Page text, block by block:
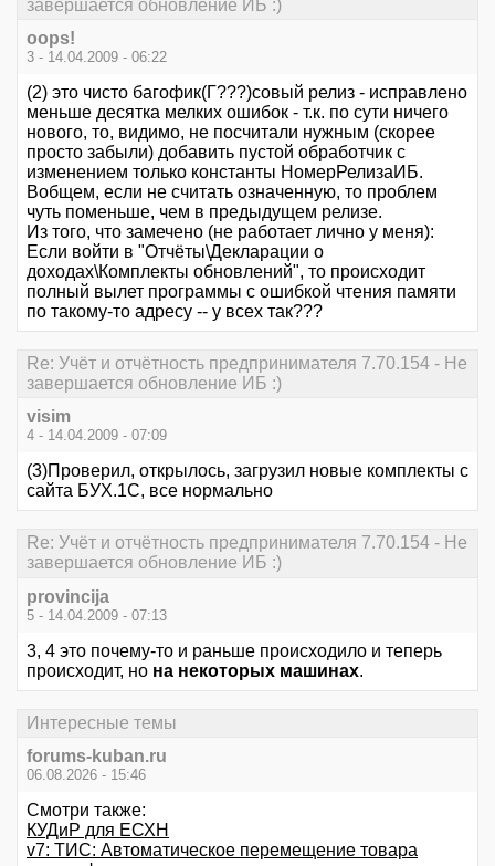
завершается обновление ИБ :)
oops!
3 - 14.04.2009 - 06:22
(2) это чисто багофик(Г???)совый релиз - исправлено
меньше десятка мелких ошибок - т.к. по сути ничего
нового, то, видимо, не посчитали нужным (скорее
просто забыли) добавить пустой обработчик с
изменением только константы НомерРелизаИБ.
Вобщем, если не считать означенную, то проблем
чуть поменьше, чем в предыдущем релизе.
Из того, что замечено (не работает лично у меня):
Если войти в "Отчёты\Декларации о
доходах\Комплекты обновлений", то происходит
полный вылет программы с ошибкой чтения памяти
по такому-то адресу -- у всех так???
Re: Учёт и отчётность предпринимателя 7.70.154 - Не
завершается обновление ИБ :)
visim
4 - 14.04.2009 - 07:09
(3)Проверил, открылось, загрузил новые комплекты с
сайта БУХ.1С, все нормально
Re: Учёт и отчётность предпринимателя 7.70.154 - Не
завершается обновление ИБ :)
provincija
5 - 14.04.2009 - 07:13
3, 4 это почему-то и раньше происходило и теперь
происходит, но на некоторых машинах.
Интересные темы
forums-kuban.ru
06.08.2026 - 15:46
Смотри также:
КУДиР для ЕСХН
v7: ТИС: Автоматическое перемещение товара